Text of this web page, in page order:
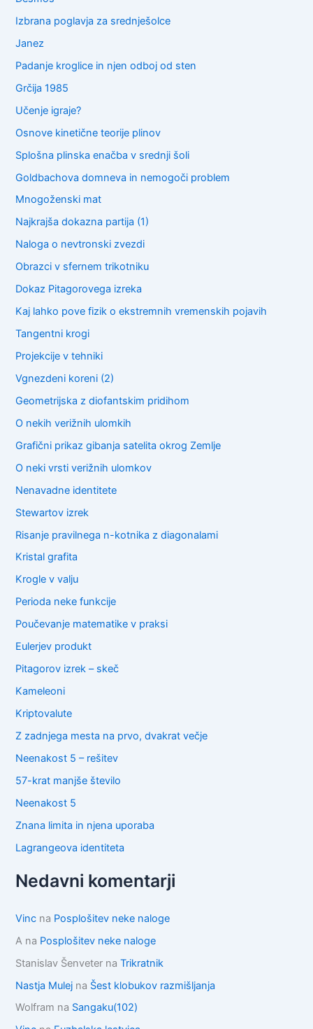
Izbrana poglavja za srednješolce
Janez
Padanje kroglice in njen odboj od sten
Grčija 1985
Učenje igraje?
Osnove kinetične teorije plinov
Splošna plinska enačba v srednji šoli
Goldbachova domneva in nemogoči problem
Mnogoženski mat
Najkrajša dokazna partija (1)
Naloga o nevtronski zvezdi
Obrazci v sfernem trikotniku
Dokaz Pitagorovega izreka
Kaj lahko pove fizik o ekstremnih vremenskih pojavih
Tangentni krogi
Projekcije v tehniki
Vgnezdeni koreni (2)
Geometrijska z diofantskim pridihom
O nekih verižnih ulomkih
Grafični prikaz gibanja satelita okrog Zemlje
O neki vrsti verižnih ulomkov
Nenavadne identitete
Stewartov izrek
Risanje pravilnega n-kotnika z diagonalami
Kristal grafita
Krogle v valju
Perioda neke funkcije
Poučevanje matematike v praksi
Eulerjev produkt
Pitagorov izrek – skeč
Kameleoni
Kriptovalute
Z zadnjega mesta na prvo, dvakrat večje
Neenakost 5 – rešitev
57-krat manjše število
Neenakost 5
Znana limita in njena uporaba
Lagrangeova identiteta
Nedavni komentarji
Vinc na Posplošitev neke naloge
A na Posplošitev neke naloge
Stanislav Šenveter naTrikratnik
Nastja Mulej na Šest klobukov razmišljanja
Wolfram na Sangaku(102)